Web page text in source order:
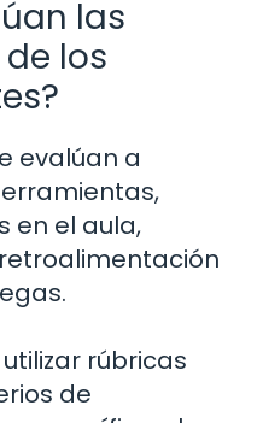
las
los
evalúan a
en el aula,
rúbricas
de